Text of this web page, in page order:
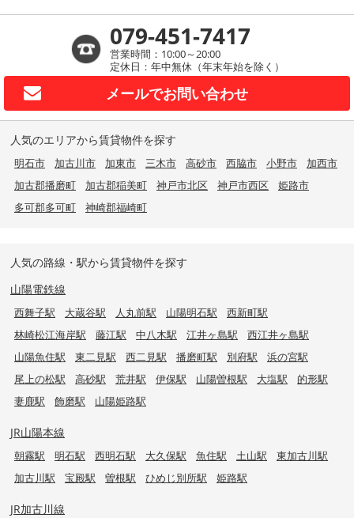
079-451-7417
営業時間：10:00～20:00
定休日：年中無休（年末年始を除く）
メールでお問い合わせ
人気のエリアから賃貸物件を探す
明石市 加古川市 加東市 三木市 高砂市 西脇市 小野市
加西市
加古郡播磨町
加古郡稲美町 神戸市北区 神戸市西区
姫路市
多可郡多可町
神崎郡福崎町
人気の路線・駅から賃貸物件を探す
山陽電鉄線
西舞子駅 大蔵谷駅 人丸前駅 山陽明石駅
西新町駅
林崎松江海岸駅
藤江駅 中八木駅 江井ヶ島駅
西江井ヶ島駅
山陽魚住駅
東二見駅 西二見駅 播磨町駅 別府駅
浜の宮駅
尾上の松駅
高砂駅 荒井駅 伊保駅 山陽曽根駅 大塩駅
的形駅
妻鹿駅
飾磨駅 山陽姫路駅
JR山陽本線
朝霧駅 明石駅 西明石駅 大久保駅 魚住駅 土山駅
東加古川駅
加古川駅
宝殿駅 曽根駅 ひめじ別所駅 姫路駅
JR加古川線